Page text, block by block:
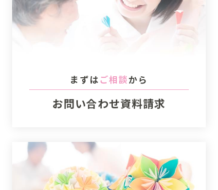
まずはご相談から
お問い合わせ資料請求